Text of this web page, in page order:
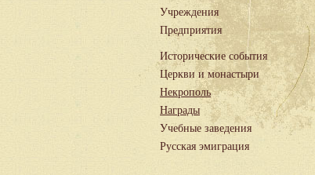
Учреждения
Предприятия
Исторические события
Церкви и монастыри
Некрополь
Награды
Учебные заведения
Русская эмиграция